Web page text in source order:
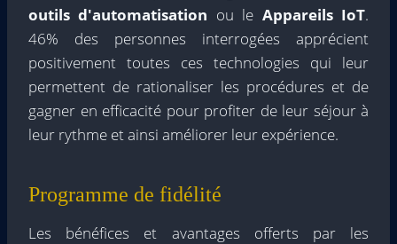
outils d'automatisation ou le Appareils IoT.
46% des personnes interrogées apprécient
positivement toutes ces technologies qui leur
permettent de rationaliser les procédures et de
gagner en efficacité pour profiter de leur séjour à
leur rythme et ainsi améliorer leur expérience.
Programme de fidélité
Les bénéfices et avantages offerts par les